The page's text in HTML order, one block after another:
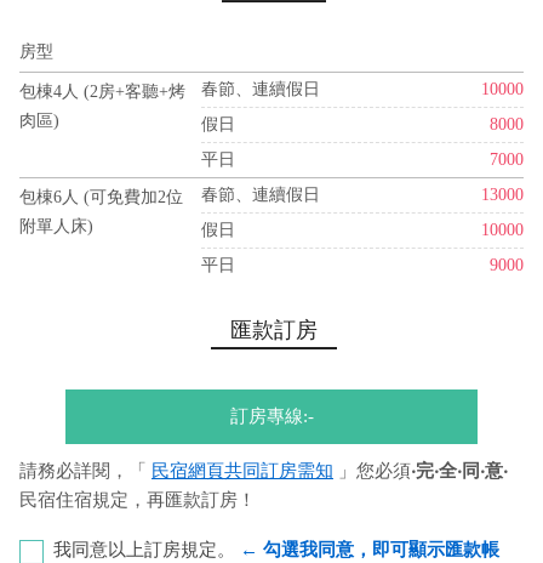
房型
包棟4人 (2房+客聽+烤
肉區)
春節、連續假日
10000
假日
8000
平日
7000
包棟6人 (可免費加2位
附單人床)
春節、連續假日
13000
假日
10000
平日
9000
匯款訂房
訂房專線:-
請務必詳閱，「 民宿網頁共同訂房需知 」您必須‧完‧全‧同‧意‧
民宿住宿規定，再匯款訂房！
我同意以上訂房規定。
← 勾選我同意，即可顯示匯款帳